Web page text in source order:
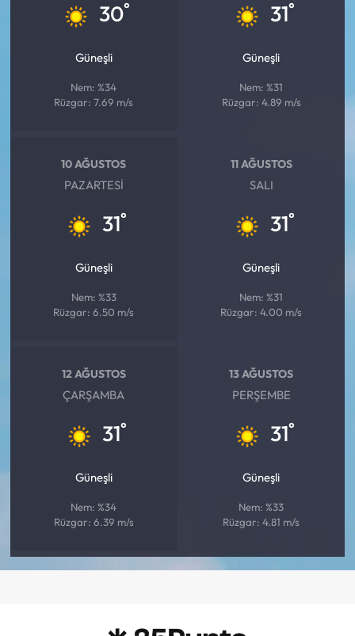
30°
Güneşli
Nem: %34
Rüzgar: 7.69 m/s
31°
Güneşli
Nem: %31
Rüzgar: 4.89 m/s
10 AĞUSTOS
PAZARTESI
31°
Güneşli
Nem: %33
Rüzgar: 6.50 m/s
11 AĞUSTOS
SALI
31°
Güneşli
Nem: %31
Rüzgar: 4.00 m/s
12 AĞUSTOS
ÇARŞAMBA
31°
Güneşli
Nem: %34
Rüzgar: 6.39 m/s
13 AĞUSTOS
PERŞEMBE
31°
Güneşli
Nem: %33
Rüzgar: 4.81 m/s